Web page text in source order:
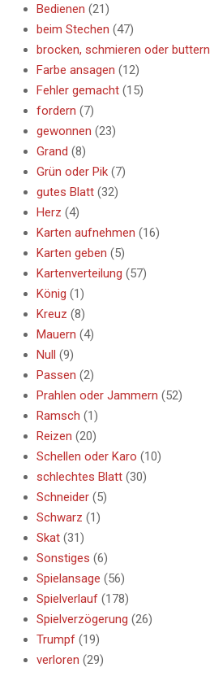
Bedienen (21)
beim Stechen (47)
brocken, schmieren oder buttern
Farbe ansagen (12)
Fehler gemacht (15)
fordern (7)
gewonnen (23)
Grand (8)
Grün oder Pik (7)
gutes Blatt (32)
Herz (4)
Karten aufnehmen (16)
Karten geben (5)
Kartenverteilung (57)
König (1)
Kreuz (8)
Mauern (4)
Null
(9)
Passen (2)
Prahlen oder Jammern (52)
Ramsch (1)
Reizen (20)
Schellen oder Karo (10)
schlechtes Blatt (30)
Schneider (5)
Schwarz (1)
Skat (31)
Sonstiges (6)
Spielansage (56)
Spielverlauf (178)
Spielverzögerung (26)
Trumpf (19)
verloren (29)